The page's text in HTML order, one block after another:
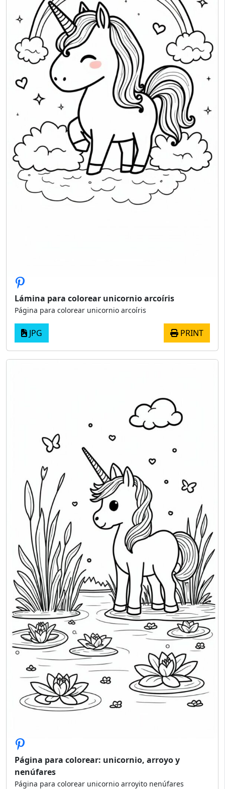
Lámina para colorear unicornio arcoíris
Página para colorear unicornio arcoíris
JPG PRINT
Página para colorear: unicornio, arroyo y
nenúfares
Página para colorear unicornio arroyito nenúfares